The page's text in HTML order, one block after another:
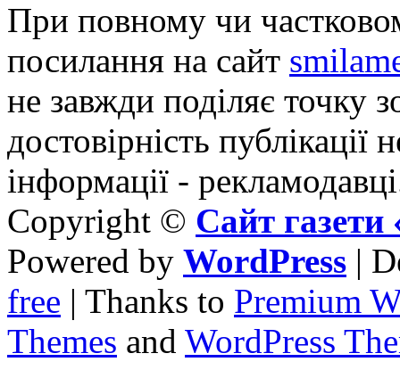
При повному чи
посилання на сайт
не завжди поділяє точку
достовірність публікації
інформації -
Copyright © Сайт
Powered by WordPress |
free | Thanks to Premium
Themes and WordPress